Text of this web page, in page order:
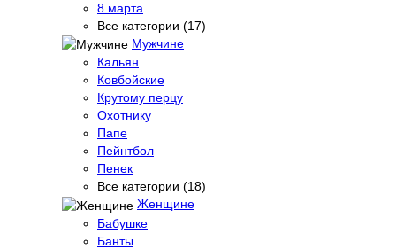
8 марта
Все категории (17)
Мужчине
Кальян
Ковбойские
Крутому перцу
Охотнику
Папе
Пейнтбол
Пенек
Все категории (18)
Женщине
Бабушке
Банты